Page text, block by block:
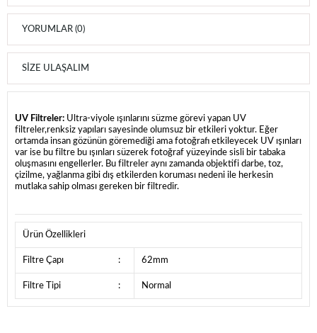
YORUMLAR (0)
SIZE ULAŞALIM
UV Filtreler: Ultra-viyole ışınlarını süzme görevi yapan UV
filtreler,renksiz yapıları sayesinde olumsuz bir etkileri yoktur. Eğer
ortamda insan gözünün göremediği ama fotoğrafı etkileyecek UV ışınları
var ise bu filtre bu ışınları süzerek fotoğraf yüzeyinde sisli bir tabaka
oluşmasını engellerler. Bu filtreler aynı zamanda objektifi darbe, toz,
çizilme, yağlanma gibi dış etkilerden koruması nedeni ile herkesin
mutlaka sahip olması gereken bir filtredir.
Ürün Özellikleri
Filtre Çapı : 62mm
Filtre Tipi : Normal